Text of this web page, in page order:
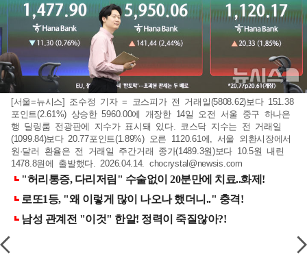
[서울=뉴시스] 조수정 기자 = 코스피가 전 거래일(5808.62)보다 151.38
포인트(2.61%) 상승한 5960.00에 개장한 14일 오전 서울 중구 하나은
행 딜링룸 전광판에 지수가 표시돼 있다. 코스닥 지수는 전 거래일
(1099.84)보다 20.77포인트(1.89%) 오른 1120.61에, 서울 외환시장에서
원·달러 환율은 전 거래일 주간거래 종가(1489.3원)보다 10.5원 내린
1478.8원에 출발했다. 2026.04.14. chocrystal@newsis.com